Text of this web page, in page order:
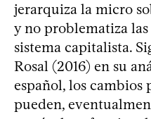
jerarquiza la micro
y no problematiza
sistema capitalista.
Rosal (2016) en su
español, los cambios
pueden,